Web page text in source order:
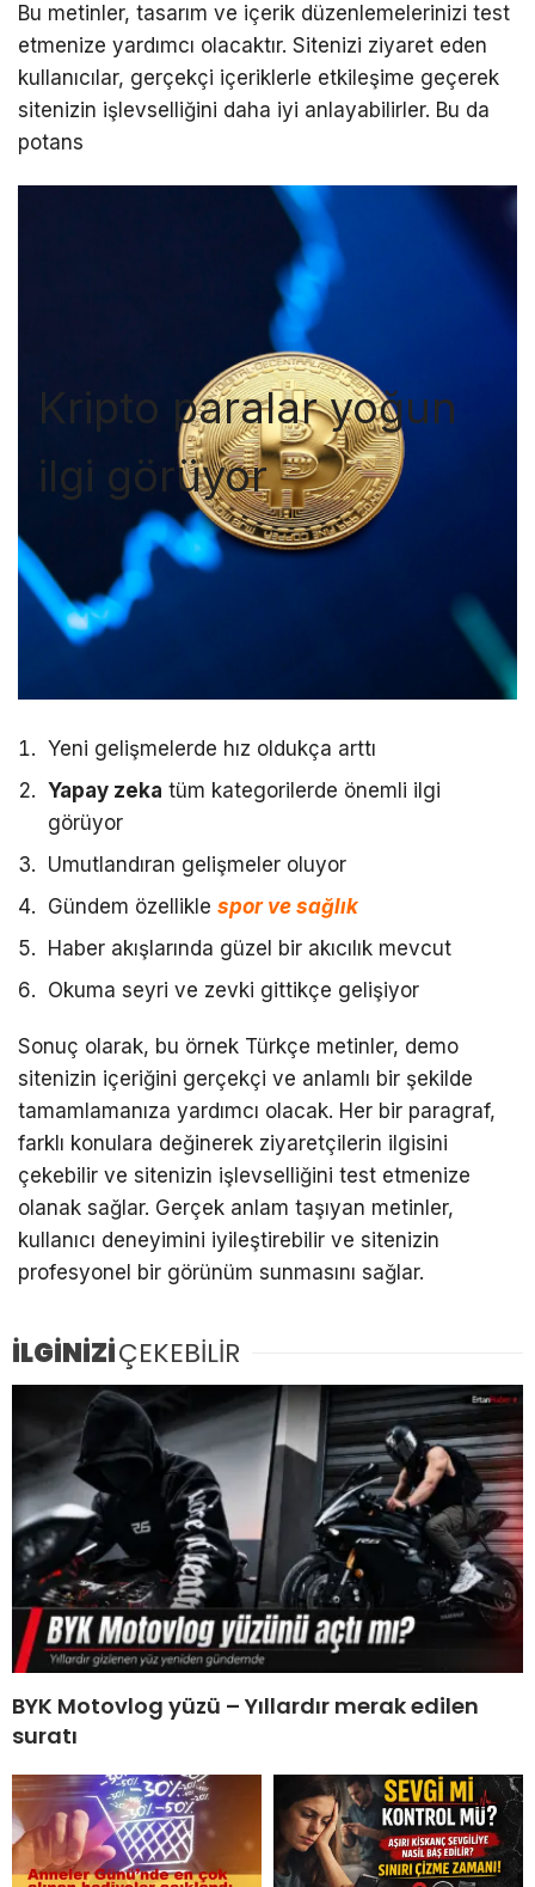
Bu metinler, tasarım ve içerik düzenlemelerinizi test
etmenize yardımcı olacaktır. Sitenizi ziyaret eden
kullanıcılar, gerçekçi içeriklerle etkileşime geçerek
sitenizin işlevselliğini daha iyi anlayabilirler. Bu da
potans
Kripto paralar yoğun
ilgi görüyor
Yeni gelişmelerde hız oldukça arttı
Yapay zeka tüm kategorilerde önemli ilgi
görüyor
Umutlandıran gelişmeler oluyor
Gündem özellikle spor ve sağlık
Haber akışlarında güzel bir akıcılık mevcut
Okuma seyri ve zevki gittikçe gelişiyor
Sonuç olarak, bu örnek Türkçe metinler, demo
sitenizin içeriğini gerçekçi ve anlamlı bir şekilde
tamamlamanıza yardımcı olacak. Her bir paragraf,
farklı konulara değinerek ziyaretçilerin ilgisini
çekebilir ve sitenizin işlevselliğini test etmenize
olanak sağlar. Gerçek anlam taşıyan metinler,
kullanıcı deneyimini iyileştirebilir ve sitenizin
profesyonel bir görünüm sunmasını sağlar.
İLGİNİZİÇEKEBİLİR
BYK Motovlog yüzü – Yıllardır merak edilen
suratı